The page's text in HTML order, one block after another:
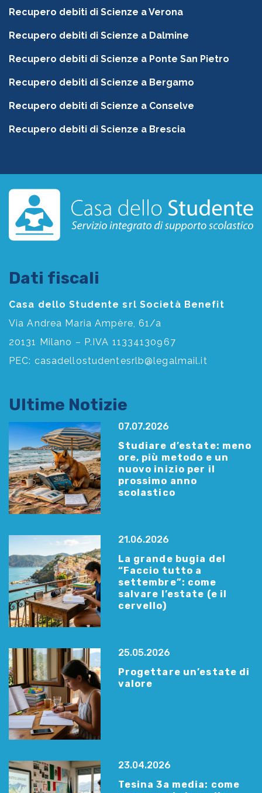
Recupero debiti di Scienze a Verona
Recupero debiti di Scienze a Dalmine
Recupero debiti di Scienze a Ponte San Pietro
Recupero debiti di Scienze a Bergamo
Recupero debiti di Scienze a Conselve
Recupero debiti di Scienze a Brescia
Dati fiscali
Casa dello Studente srl Società Benefit
Via Andrea Maria Ampère, 61/a
20131 Milano – P.IVA 11334130967
PEC: casadellostudentesrlb@legalmail.it
Ultime Notizie
07.07.2026
Studiare d’estate: meno
ore, più metodo e un
nuovo inizio per il
prossimo anno
scolastico
21.06.2026
La grande bugia del
“Faccio tutto a
settembre”: come
salvare l’estate (e il
cervello)
25.05.2026
Progettare un’estate di
valore
23.04.2026
Tesina 3a media: come